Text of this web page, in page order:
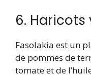
6.
Fasolakia est un
de pommes de
tomate et de